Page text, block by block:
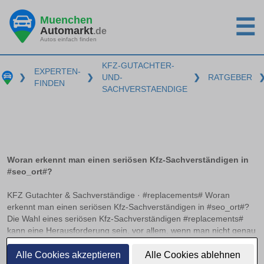
Alle Cookies akzeptieren Alle Cookies ablehnen
Muenchen
Automarkt.de
Autos einfach finden ☰
❯
EXPERTEN-
FINDEN
❯
KFZ-GUTACHTER-
UND-
SACHVERSTAENDIGE
❯ RATGEBER
Woran erkennt man einen seriösen Kfz-Sachverständigen in
#seo_ort#?
KFZ Gutachter & Sachverständige · #replacements# Woran
erkennt man einen seriösen Kfz-Sachverständigen in #seo_ort#?
Die Wahl eines seriösen Kfz-Sachverständigen #replacements#
kann eine Herausforderung sein, vor allem, wenn man nicht genau
weiß, worauf zu achten ist. Anerkannte Zertifizierungen und
Verbandsmitgliedschaften können hier als wichtige Indikatoren
weiterlesen